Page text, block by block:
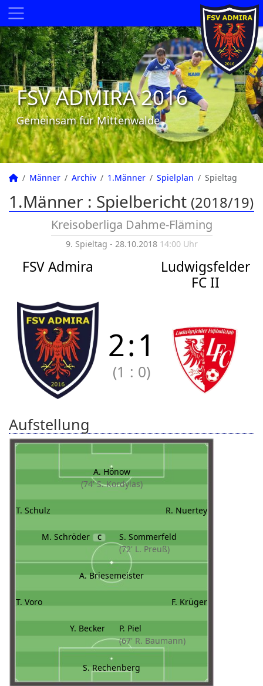
FSV ADMIRA 2016
Gemeinsam für Mittenwalde
Männer Archiv 1.Männer Spielplan Spieltag
1.Männer : Spielbericht (2018/19)
Kreisoberliga Dahme-Fläming
9. Spieltag - 28.10.2018 14:00 Uhr
FSV Admira
Ludwigsfelder
FC II
2:1
(1 : 0)
Aufstellung
A. Hönow
(74' S. Kordylas)
T. Schulz R. Nuertey
M. Schröder C
S. Sommerfeld
(72' L. Preuß)
A. Briesemeister
T. Voro F. Krüger
Y. Becker
P. Piel
(67' R. Baumann)
S. Rechenberg